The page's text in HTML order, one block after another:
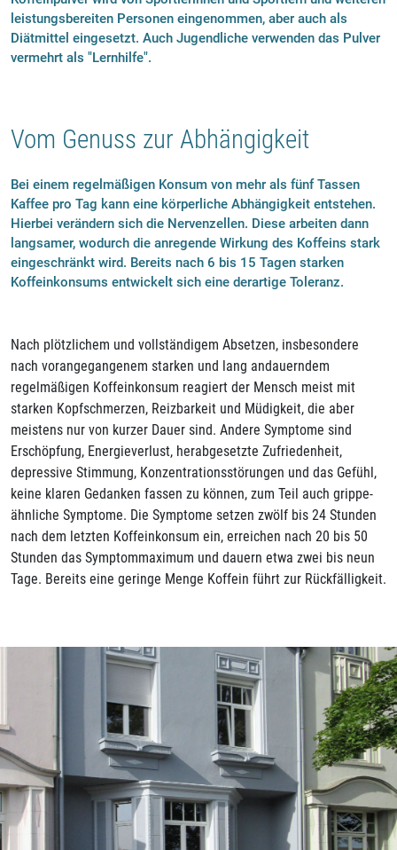
leistungsbereiten Personen eingenommen, aber auch als
Diätmittel eingesetzt. Auch Jugendliche verwenden das Pulver
vermehrt als "Lernhilfe".
Vom Genuss zur Abhängigkeit
Bei einem regelmäßigen Konsum von mehr als fünf Tassen
Kaffee pro Tag kann eine körperliche Abhängigkeit entstehen.
Hierbei verändern sich die Nervenzellen. Diese arbeiten dann
langsamer, wodurch die anregende Wirkung des Koffeins stark
eingeschränkt wird. Bereits nach 6 bis 15 Tagen starken
Koffeinkonsums entwickelt sich eine derartige Toleranz.
Nach plötzlichem und vollständigem Absetzen, insbesondere
nach vorangegangenem starken und lang andauerndem
regelmäßigen Koffeinkonsum reagiert der Mensch meist mit
starken Kopfschmerzen, Reizbarkeit und Müdigkeit, die aber
meistens nur von kurzer Dauer sind. Andere Symptome sind
Erschöpfung, Energieverlust, herabgesetzte Zufriedenheit,
depressive Stimmung, Konzentrationsstörungen und das Gefühl,
keine klaren Gedanken fassen zu können, zum Teil auch grippe-
ähnliche Symptome. Die Symptome setzen zwölf bis 24 Stunden
nach dem letzten Koffeinkonsum ein, erreichen nach 20 bis 50
Stunden das Symptommaximum und dauern etwa zwei bis neun
Tage. Bereits eine geringe Menge Koffein führt zur Rückfälligkeit.